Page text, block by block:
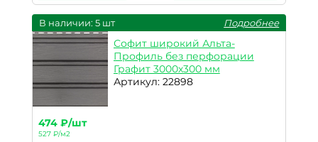
В наличии: 5 шт Подробнее
Софит широкий Альта-
Профиль без перфорации
Графит 3000х300 мм
Артикул: 22898
474 ₽/шт
527 ₽/м2